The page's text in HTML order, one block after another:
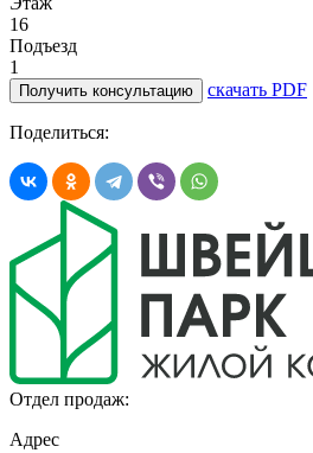
16
Подъезд
1
Получить консультацию скачать PDF
Поделиться:
Отдел продаж:
Адрес